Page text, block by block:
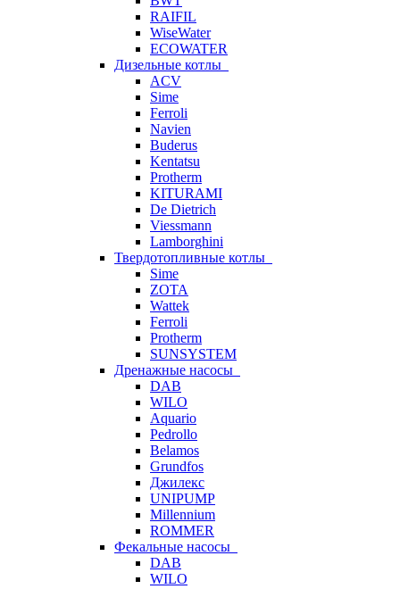
RAIFIL
WiseWater
ECOWATER
Дизельные котлы
ACV
Sime
Ferroli
Navien
Buderus
Kentatsu
Protherm
KITURAMI
De Dietrich
Viessmann
Lamborghini
Твердотопливные котлы
Sime
ZOTA
Wattek
Ferroli
Protherm
SUNSYSTEM
Дренажные насосы
DAB
WILO
Aquario
Pedrollo
Belamos
Grundfos
Джилекс
UNIPUMP
Millennium
ROMMER
Фекальные насосы
DAB
WILO